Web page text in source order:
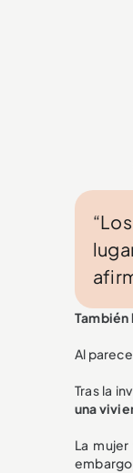
También
Al
Tras la
una
La